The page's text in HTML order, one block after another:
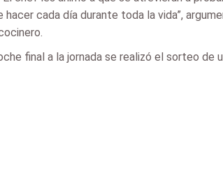
hacer cada día durante toda la vida”,
final a la jornada se realizó el sorteo de